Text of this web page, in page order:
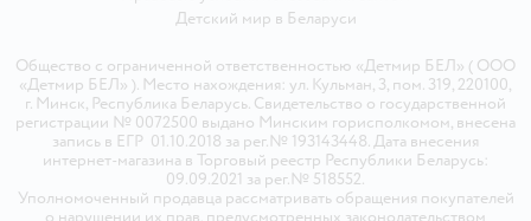
Детский мир в Беларуси
Общество с ограниченной ответственностью «Детмир БЕЛ» ( ООО
«Детмир БЕЛ» ). Место нахождения: ул. Кульман, 3, пом. 319, 220100,
г. Минск, Республика Беларусь. Свидетельство о государственной
регистрации № 0072500 выдано Минским горисполкомом, внесена
запись в ЕГР 01.10.2018 за рег.№ 193143448. Дата внесения
интернет-магазина в Торговый реестр Республики Беларусь:
09.09.2021 за рег.№ 518552.
Уполномоченный продавца рассматривать обращения покупателей
о нарушении их прав, предусмотренных законодательством